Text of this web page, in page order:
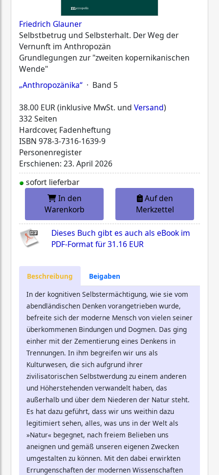
Friedrich Glauner
Selbstbetrug und Selbsterhalt. Der Weg der
Vernunft im Anthropozän
Grundlegungen zur "zweiten kopernikanischen
Wende"
„Anthropozänika“ · Band 5
38.00 EUR (inklusive MwSt. und Versand)
332 Seiten
Hardcover, Fadenheftung
ISBN 978-3-7316-1639-9
Personenregister
Erschienen: 23. April 2026
sofort lieferbar
In den
Warenkorb
Auf den
Merkzettel
Dieses Buch gibt es auch als eBook im
PDF-Format für31.16 EUR
Beschreibung
Beigaben
In der kognitiven Selbstermächtigung, wie sie vom
abendländischen Denken vorangetrieben wurde,
befreite sich der moderne Mensch von vielen seiner
überkommenen Bindungen und Dogmen. Das ging
einher mit der Zementierung eines Denkens in
Trennungen. In ihm begreifen wir uns als
Kulturwesen, die sich aufgrund ihrer
zivilisatorischen Selbstwerdung zu einem anderen
und Höherstehenden verwandelt haben, das
außerhalb und über dem Niederen der Natur steht.
Es hat dazu geführt, dass wir uns weithin dazu
legitimiert sehen, alles, was uns in der Welt als
»Natur« begegnet, nach freiem Belieben uns
aneignen und gemäß unseren eigenen Zwecken
umgestalten zu können. Mit den dabei erwirkten
Errungenschaften der modernen Wissenschaften